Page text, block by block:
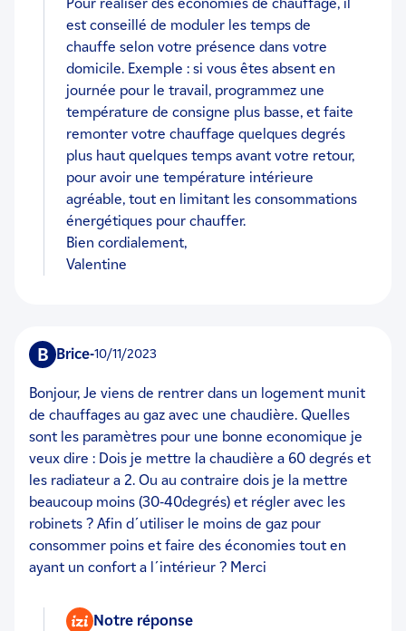
Pour réaliser des économies de chauffage, il
est conseillé de moduler les temps de
chauffe selon votre présence dans votre
domicile. Exemple : si vous êtes absent en
journée pour le travail, programmez une
température de consigne plus basse, et faite
remonter votre chauffage quelques degrés
plus haut quelques temps avant votre retour,
pour avoir une température intérieure
agréable, tout en limitant les consommations
énergétiques pour chauffer.
Bien cordialement,
Valentine
B brice-10/11/2023
Bonjour, Je viens de rentrer dans un logement munit
de chauffages au gaz avec une chaudière. Quelles
sont les paramètres pour une bonne economique je
veux dire : Dois je mettre la chaudière a 60 degrés et
les radiateur a 2. Ou au contraire dois je la mettre
beaucoup moins (30-40degrés) et régler avec les
robinets ? Afin d´utiliser le moins de gaz pour
consommer poins et faire des économies tout en
ayant un confort a l´intérieur ? Merci
Notre réponse